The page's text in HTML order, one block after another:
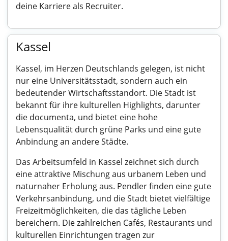
deine Karriere als Recruiter.
Kassel
Kassel, im Herzen Deutschlands gelegen, ist nicht
nur eine Universitätsstadt, sondern auch ein
bedeutender Wirtschaftsstandort. Die Stadt ist
bekannt für ihre kulturellen Highlights, darunter
die documenta, und bietet eine hohe
Lebensqualität durch grüne Parks und eine gute
Anbindung an andere Städte.
Das Arbeitsumfeld in Kassel zeichnet sich durch
eine attraktive Mischung aus urbanem Leben und
naturnaher Erholung aus. Pendler finden eine gute
Verkehrsanbindung, und die Stadt bietet vielfältige
Freizeitmöglichkeiten, die das tägliche Leben
bereichern. Die zahlreichen Cafés, Restaurants und
kulturellen Einrichtungen tragen zur